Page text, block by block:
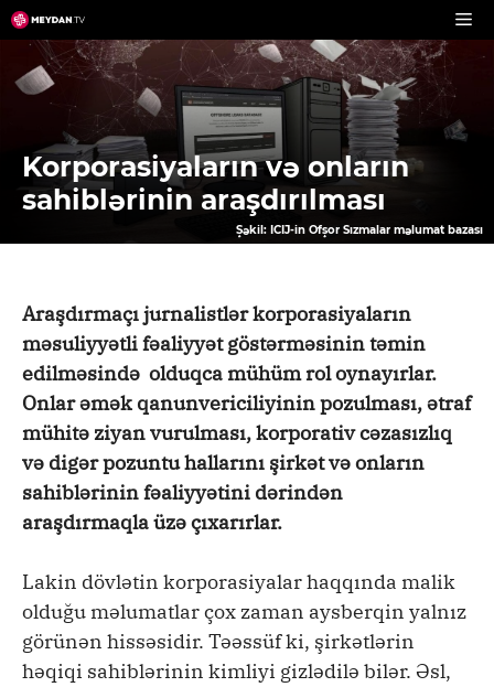
Skip
to
content
Korporasiyaların və onların
sahiblərinin araşdırılması
Şəkil: ICIJ-in Ofşor Sızmalar məlumat bazası
Araşdırmaçı jurnalistlər korporasiyaların
məsuliyyətli fəaliyyət göstərməsinin təmin
edilməsində olduqca mühüm rol oynayırlar.
Onlar əmək qanunvericiliyinin pozulması, ətraf
mühitə ziyan vurulması, korporativ cəzasızlıq
və digər pozuntu hallarını şirkət və onların
sahiblərinin fəaliyyətini dərindən
araşdırmaqla üzə çıxarırlar.
Lakin dövlətin korporasiyalar haqqında malik
olduğu məlumatlar çox zaman aysberqin yalnız
görünən hissəsidir. Təəssüf ki, şirkətlərin
həqiqi sahiblərinin kimliyi gizlədilə bilər. Əsl,